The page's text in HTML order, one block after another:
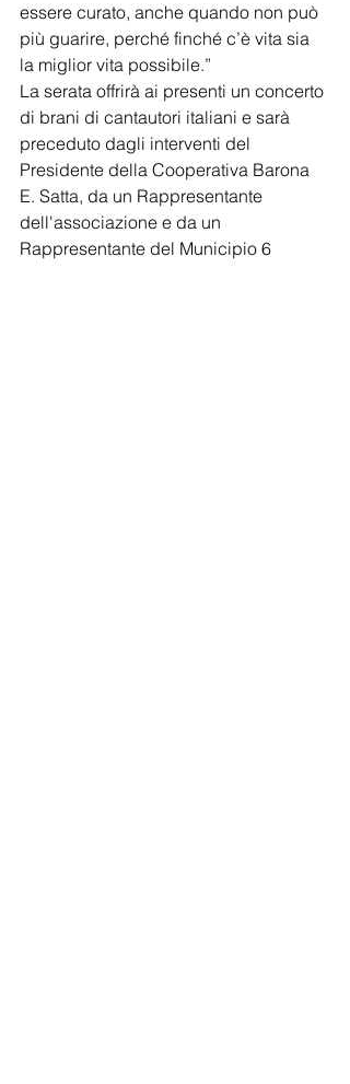
essere curato, anche quando non può
più guarire, perché finché c’è vita sia
la miglior vita possibile.”
La serata offrirà ai presenti un concerto
di brani di cantautori italiani e sarà
preceduto dagli interventi del
Presidente della Cooperativa Barona
E. Satta, da un Rappresentante
dell'associazione e da un
Rappresentante del Municipio 6